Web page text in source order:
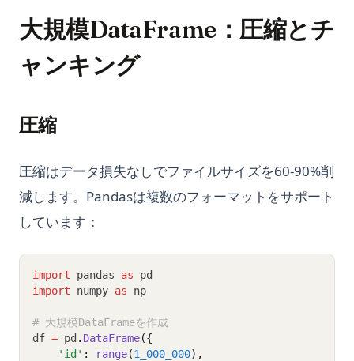
大規模DataFrame：圧縮とチ
ャンキング
圧縮
圧縮はデータ損失なしでファイルサイズを60-90%削
減します。Pandasは複数のフォーマットをサポート
しています：
import pandas as pd
import numpy as np
# 大規模DataFrameを作成
df = pd . DataFrame({
'id' : range(1_000_000),